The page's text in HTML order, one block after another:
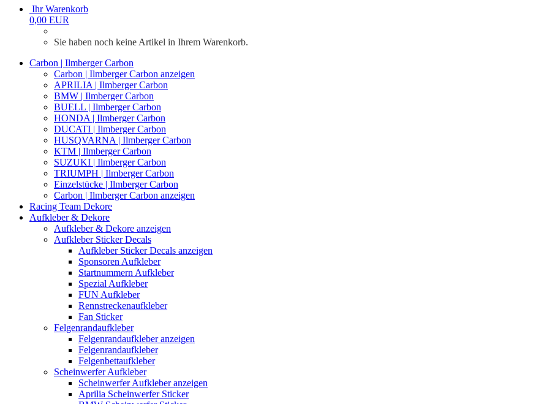
Ihr Warenkorb
0,00 EUR
Sie haben noch keine Artikel in Ihrem Warenkorb.
Carbon | Ilmberger Carbon
Carbon | Ilmberger Carbon anzeigen
APRILIA | Ilmberger Carbon
BMW | Ilmberger Carbon
BUELL | Ilmberger Carbon
HONDA | Ilmberger Carbon
DUCATI | Ilmberger Carbon
HUSQVARNA | Ilmberger Carbon
KTM | Ilmberger Carbon
SUZUKI | Ilmberger Carbon
TRIUMPH | Ilmberger Carbon
Einzelstücke | Ilmberger Carbon
Carbon | Ilmberger Carbon anzeigen
Racing Team Dekore
Aufkleber & Dekore
Aufkleber & Dekore anzeigen
Aufkleber Sticker Decals
Aufkleber Sticker Decals anzeigen
Sponsoren Aufkleber
Startnummern Aufkleber
Spezial Aufkleber
FUN Aufkleber
Rennstreckenaufkleber
Fan Sticker
Felgenrandaufkleber
Felgenrandaufkleber anzeigen
Felgenrandaufkleber
Felgenbettaufkleber
Scheinwerfer Aufkleber
Scheinwerfer Aufkleber anzeigen
Aprilia Scheinwerfer Sticker